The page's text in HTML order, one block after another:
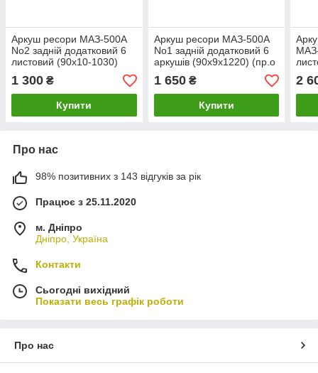
Аркуш ресори МАЗ-500А
No2 задній додатковий 6
листовий (90х10-1030)
(пр.о ЧМЗ)
1 300 ₴
Купити
Аркуш ресори МАЗ-500А
No1 задній додатковий 6
аркушів (90х9х1220) (пр.о
КАМАХ)
1 650₴
Купити
2
Про нас
98% позитивних з 143 відгуків за рік
Працює з 25.11.2020
м. Дніпро
Дніпро, Україна
Контакти
Сьогодні вихідний
Показати весь графік роботи
Про нас